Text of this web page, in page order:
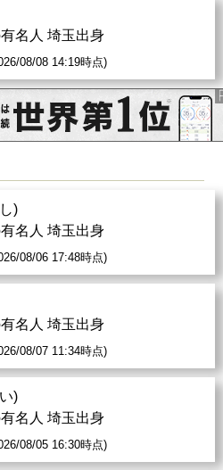
名人 埼玉出身
08/08 14:19時点)
)
名人 埼玉出身
08/06 17:48時点)
名人 埼玉出身
08/07 11:34時点)
)
名人 埼玉出身
08/05 16:30時点)